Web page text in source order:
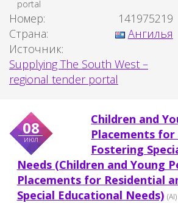
portal
Номер:
141975219
Страна:
Ангилья
Источник:
Supplying The South West –
regional tender portal
08
июл
Children and
Placements
Fostering
Needs (Children and Young
Placements for Residential
Special Educational Needs) (AI)